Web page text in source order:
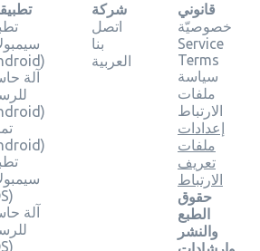
آلة
آلة
شركة
اتصل
بنا
العربية
قانوني
خصوصيّة
Service
Terms
سياسة
ملفات
الارتباط
إعدادات
ملفات
تعريف
الارتباط
حقوق
الطبع
والنشر